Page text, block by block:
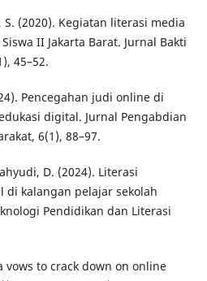
(2020). Kegiatan literasi media
II Jakarta Barat. Jurnal Bakti
45–52.
Pencegahan judi online di
digital. Jurnal Pengabdian
6(1), 88–97.
D. (2024). Literasi
di kalangan pelajar sekolah
Pendidikan dan Literasi
vows to crack down on online